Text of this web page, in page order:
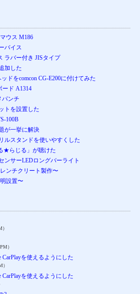
ウス M186
バイス
ラバー付き JISタイプ
加した
ドをcomcon CG-E200に付けてみた
ード A1314
パンチ
トを設置した
100B
が一挙に解決
ルスタンドを使いやすくした
★らじる」が聴けた
ンサーLEDロングバーライト
ンチクリート製作〜
設置〜
）
を使えるようにした
を使えるようにした